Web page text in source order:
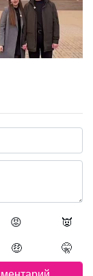
😡 👿
🤑 🤫